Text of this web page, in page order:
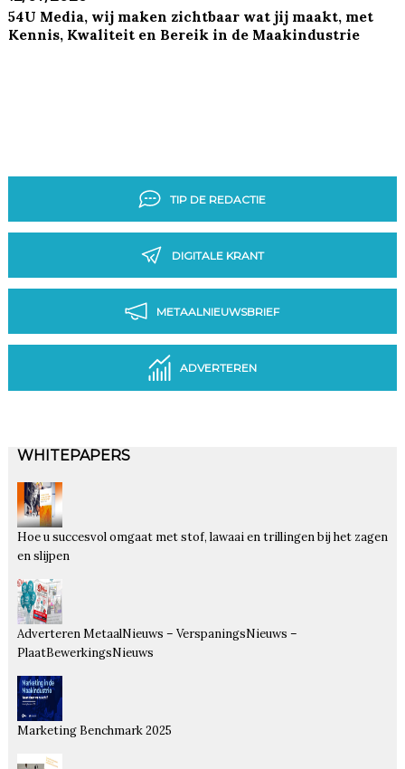
54U Media, wij maken zichtbaar wat jij maakt, met
Kennis, Kwaliteit en Bereik in de Maakindustrie
TIP DE REDACTIE
DIGITALE KRANT
METAALNIEUWSBRIEF
ADVERTEREN
WHITEPAPERS
Hoe u succesvol omgaat met stof, lawaai en trillingen bij het zagen
en slijpen
Adverteren MetaalNieuws – VerspaningsNieuws –
PlaatBewerkingsNieuws
Marketing Benchmark 2025